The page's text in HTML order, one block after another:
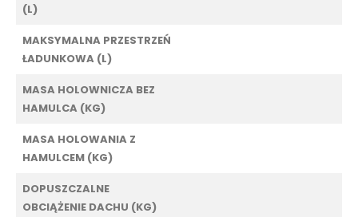
(L)
MAKSYMALNA PRZESTRZEŃ
ŁADUNKOWA (L)
MASA HOLOWNICZA BEZ
HAMULCA (KG)
MASA HOLOWANIA Z
HAMULCEM (KG)
DOPUSZCZALNE
OBCIĄŻENIE DACHU (KG)